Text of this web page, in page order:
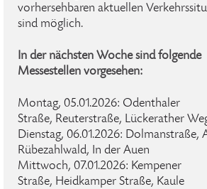
vorhersehbaren aktuellen
sind möglich.
In der nächsten Woche sind folgende
Messestellen vorgesehen:
Montag, 05.01.2026: Odenthaler
Straße, Reuterstraße, Lückerather
Dienstag, 06.01.2026: Dolmanstraße,
Rübezahlwald, In der Auen
Mittwoch, 07.01.2026: Kempener
Straße, Heidkamper Straße, Kaule